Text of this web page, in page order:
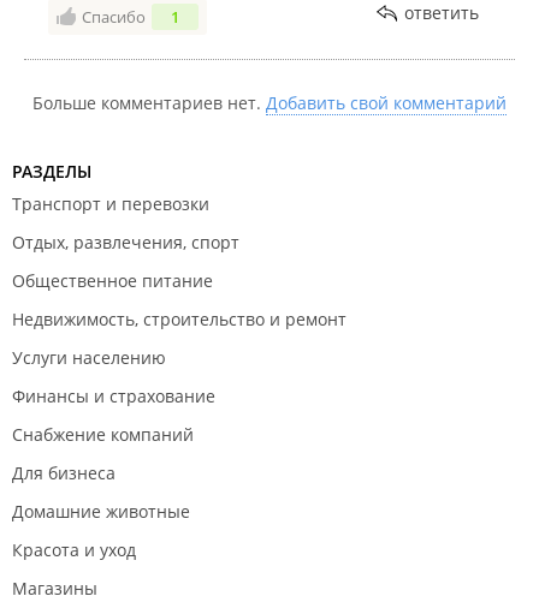
Спасибо 1 ответить
Больше комментариев нет. Добавить свой комментарий
РАЗДЕЛЫ
Транспорт и перевозки
Отдых, развлечения, спорт
Общественное питание
Недвижимость, строительство и ремонт
Услуги населению
Финансы и страхование
Снабжение компаний
Для бизнеса
Домашние животные
Красота и уход
Магазины